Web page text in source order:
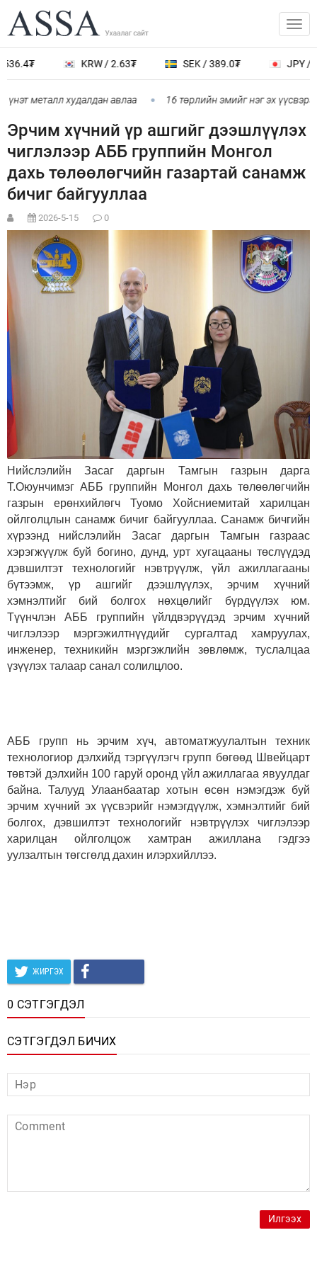
KRW / 2.63₮ SEK / 389.0₮ JPY /
металл худалдан авлаа 16 төрлийн эмийг нэг эх
Эрчим хүчний үр ашгийг дээшлүүлэх
чиглэлээр АББ группийн Монгол
дахь төлөөлөгчийн газартай санамж
бичиг байгууллаа
2026-5-15 0
Нийслэлийн Засаг даргын Тамгын газрын дарга
Т.Оюунчимэг АББ группийн Монгол дахь төлөөлөгчийн
газрын ерөнхийлөгч Туомо Хойсниемитай харилцан
ойлголцлын санамж бичиг байгууллаа. Санамж бичгийн
хүрээнд нийслэлийн Засаг даргын Тамгын газраас
хэрэгжүүлж буй богино, дунд, урт хугацааны төслүүдэд
дэвшилтэт технологийг нэвтрүүлж, үйл ажиллагааны
бүтээмж, үр ашгийг дээшлүүлэх, эрчим хүчний
хэмнэлтийг бий болгох нөхцөлийг бүрдүүлэх юм.
Түүнчлэн АББ группийн үйлдвэрүүдэд эрчим хүчний
чиглэлээр мэргэжилтнүүдийг сургалтад хамруулах,
инженер, техникийн мэргэжлийн зөвлөмж, туслалцаа
үзүүлэх талаар санал солилцлоо.
АББ групп нь эрчим хүч, автоматжуулалтын техник
технологиор дэлхийд тэргүүлэгч групп бөгөөд Швейцарт
төвтэй дэлхийн 100 гаруй оронд үйл ажиллагаа явуулдаг
байна. Талууд Улаанбаатар хотын өсөн нэмэгдэж буй
эрчим хүчний эх үүсвэрийг нэмэгдүүлж, хэмнэлтийг бий
болгох, дэвшилтэт технологийг нэвтрүүлэх чиглэлээр
харилцан ойлголцож хамтран ажиллана гэдгээ
уулзалтын төгсгөлд дахин илэрхийллээ.
ЖИРГЭХ
0 СЭТГЭГДЭЛ
СЭТГЭГДЭЛ БИЧИХ
Илгээх